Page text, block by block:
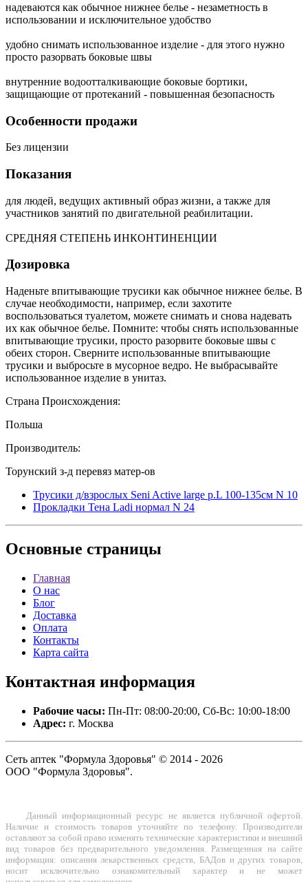
надеваются как обычное нижнее белье - незаметность в
использовании и исключительное удобство
удобно снимать использованное изделие - для этого нужно
просто разорвать боковые швы
внутренние водоотталкивающие боковые бортики,
защищающие от протеканий - повышенная безопасность
Особенности продажи
Без лицензии
Показания
для людей, ведущих активный образ жизни, а также для
участников занятий по двигательной реабилитации.
СРЕДНЯЯ СТЕПЕНЬ ИНКОНТИНЕНЦИИ
Дозировка
Наденьте впитывающие трусики как обычное нижнее белье. В
случае необходимости, например, если захотите
воспользоваться туалетом, можете снимать и снова надевать
их как обычное белье. Помните: чтобы снять использованные
впитывающие трусики, просто разорвите боковые швы с
обеих сторон. Сверните использованные впитывающие
трусики и выбросьте в мусорное ведро. Не выбрасывайте
использованное изделие в унитаз.
Страна Происхождения:
Польша
Производитель:
Торунский з-д перевяз матер-ов
Трусики д/взрослых Seni Active large р.L 100-135см N 10
Прокладки Тена Ladi нормал N 24
Основные страницы
Главная
О нас
Блог
Доставка
Оплата
Контакты
Карта сайта
Контактная информация
Рабочие часы: Пн-Пт: 08:00-20:00, Сб-Вс: 10:00-18:00
Адрес: г. Москва
Сеть аптек "Формула Здоровья" © 2014 - 2026
ООО "Формула Здоровья".
Данный информационный ресурс не является публичной офертой.
Наличие и стоимость товаров уточняйте по телефону. Производители
оставляют за собой право изменять технические характеристики и внешний
вид товаров без предварительного уведомления. Размещенная на сайте
информация: описания лекарственных средств, БАДов и других товаров,
носит исключительно ознакомительный характер и не может